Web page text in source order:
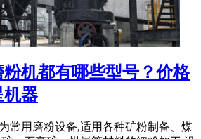
机都有哪些型号？价格
机器
常用磨粉设备,适用各种矿粉制备、煤